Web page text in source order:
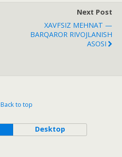
Next Post
XAVFSIZ MEHNAT —
BARQAROR RIVOJLANISH
ASOSI
Back to top
Desktop